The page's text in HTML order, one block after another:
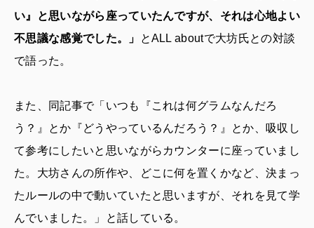
い』と思いながら座っていたんですが、それは心地よい
不思議な感覚でした。」
とALL aboutで大坊氏との対談
で語った。
また、同記事で「いつも『これは何グラムなんだろ
う？』とか『どうやっているんだろう？』とか、吸収し
て参考にしたいと思いながらカウンターに座っていまし
た。大坊さんの所作や、どこに何を置くかなど、決まっ
たルールの中で動いていたと思いますが、それを見て学
んでいました。」と話している。